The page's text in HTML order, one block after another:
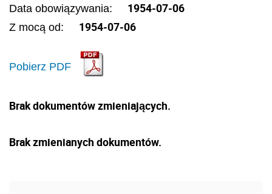
Data obowiązywania: 1954-07-06
Z mocą od: 1954-07-06
Pobierz PDF
Brak dokumentów zmieniających.
Brak zmienianych dokumentów.